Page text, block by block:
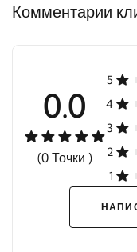
Комментарии
0.0
(0 Точки )
5
4
3
2
1